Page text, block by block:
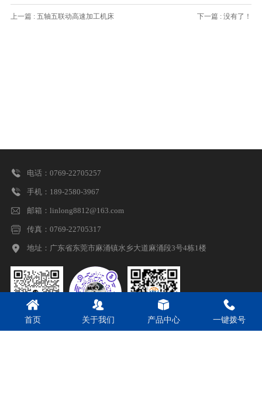
上一篇 : 五轴五联动高速加工机床 下一篇 : 没有了！
 电话：0769-22705257
 手机：189-2580-3967
 邮箱：linlong8812@163.com
 传真：0769-22705317
 地址： 广东省东莞市麻涌镇水乡大道麻涌段3号4栋1楼
公众号 企业抖音号 阿里巴巴店铺

首页

关于我们

产品中心

一键拨号